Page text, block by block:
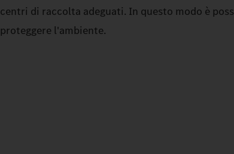
centri di raccolta adeguati. In questo modo è
proteggere l'ambiente.